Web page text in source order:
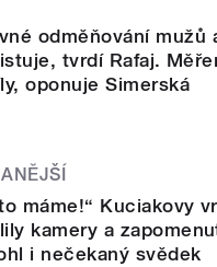
odměňování mužů
tvrdí Rafaj.
oponuje Simerská
máme!“ Kuciakovy
kamery a
i nečekaný svědek